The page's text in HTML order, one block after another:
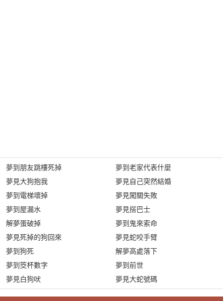
夢到朋友跳樓死掉
夢見大狗抱我
夢到電梯壞掉
夢到屋漏水
解夢蛋破掉
夢見死掉的狗回來
夢到狗死
夢到筊杯數字
夢見白狗吠
夢到老家代表什麼
夢見自己突然結婚
夢見闖關失敗
夢見搭巴士
夢到鬼來索命
夢見蛇咬手臂
解夢高處落下
夢到前世
夢見大蛇號碼